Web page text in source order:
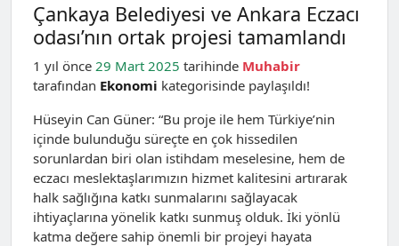
Çankaya Belediyesi ve Ankara Eczacı
odası’nın ortak projesi tamamlandı
1 yıl önce 29 Mart 2025 tarihinde Muhabir
tarafından Ekonomi kategorisinde paylaşıldı!
Hüseyin Can Güner: “Bu proje ile hem Türkiye’nin
içinde bulunduğu süreçte en çok hissedilen
sorunlardan biri olan istihdam meselesine, hem de
eczacı meslektaşlarımızın hizmet kalitesini artırarak
halk sağlığına katkı sunmalarını sağlayacak
ihtiyaçlarına yönelik katkı sunmuş olduk. İki yönlü
katma değere sahip önemli bir projeyi hayata